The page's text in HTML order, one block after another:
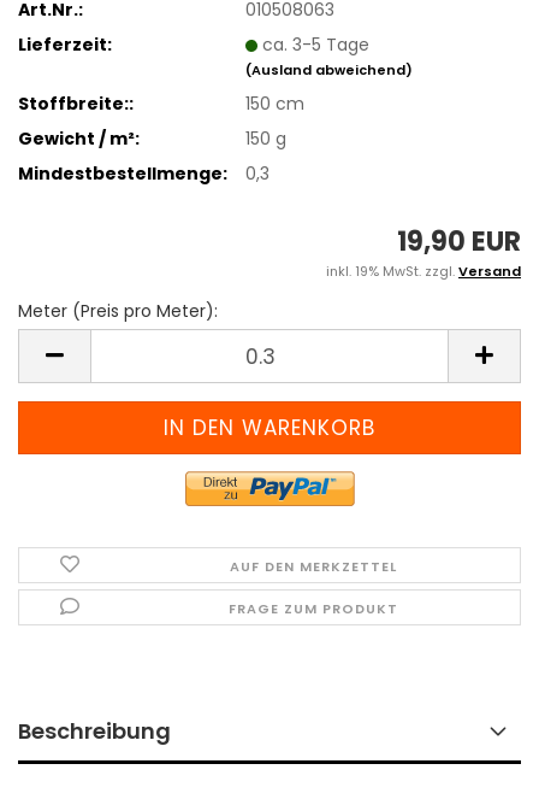
Art.Nr.:
010508063
Lieferzeit:
ca. 3-5 Tage
(Ausland abweichend)
Stoffbreite::
150 cm
Gewicht / m²:
150 g
Mindestbestellmenge:
0,3
19,90 EUR
inkl. 19% MwSt. zzgl.Versand
Meter (Preis pro Meter):
(Preis
pro
AUF DEN MERKZETTEL
FRAGE ZUM PRODUKT
Beschreibung